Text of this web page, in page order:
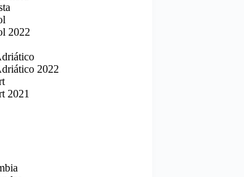
2022
2022
2021